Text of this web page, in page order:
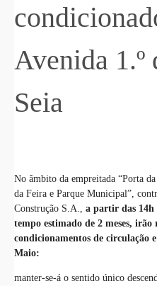
Avenida
Seia
No âmbito da empreitada “Porta
da Feira e Parque Municipal”,
Construção S.A., a partir das
tempo estimado de 2 meses, irão
condicionamentos de circulação
Maio:
manter-se-á o sentido único